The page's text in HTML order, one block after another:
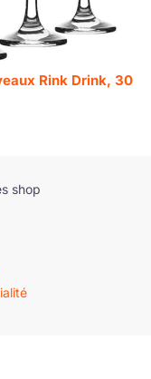
Rink Drink, 30
shop